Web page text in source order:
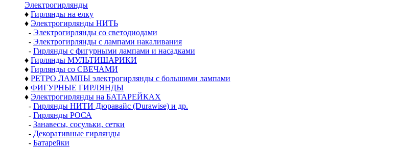
Электро­гирлянды
♦ Гирлянды на елку
♦ Электрогирлянды НИТЬ
- Электрогирлянды со светодиодами
- Электрогирлянды с лампами накаливания
- Гирлянды с фигурными лампами и насадками
♦ Гирлянды МУЛЬТИШАРИКИ
♦ Гирлянды со СВЕЧАМИ
♦ РЕТРО ЛАМПЫ электрогирлянды с большими лампами
♦ ФИГУРНЫЕ ГИРЛЯНДЫ
♦ Электрогирлянды на БАТАРЕЙКАХ
- Гирлянды НИТИ Дюравайс (Durawise) и др.
- Гирлянды РОСА
- Занавесы, сосульки, сетки
- Декоративные гирлянды
- Батарейки